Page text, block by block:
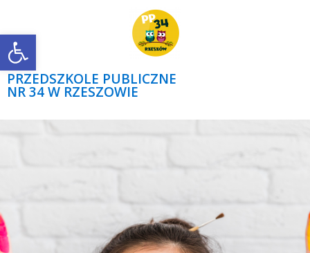
Open toolbar
PRZEDSZKOLE PUBLICZNE
NR 34 W RZESZOWIE